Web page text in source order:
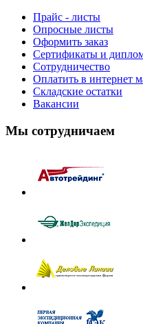
Прайс - листы
Опросные листы
Оформить заказ
Cертификаты и
Сотрудничество
Оплатить в интернет
Складские остатки
Вакансии
Мы сотрудничаем